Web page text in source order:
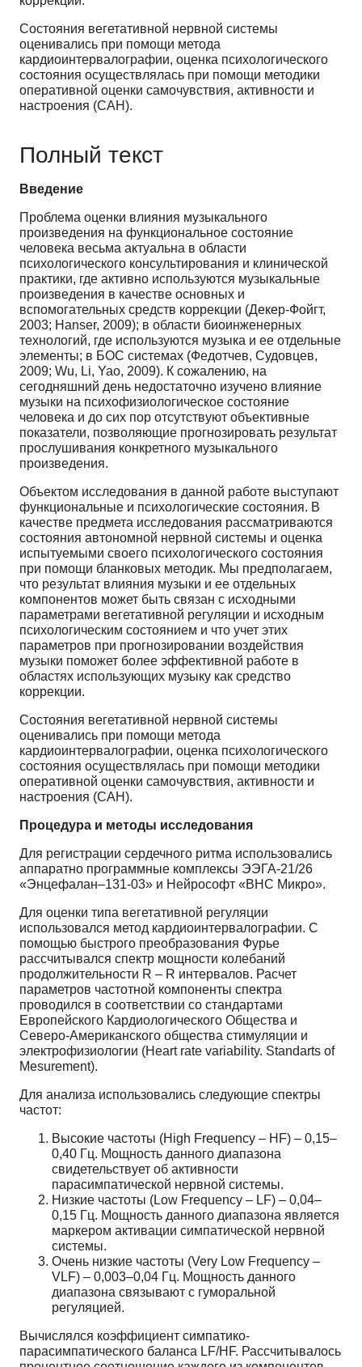
Состояния вегетативной нервной системы
оценивались при помощи метода
кардиоинтервалографии, оценка психологического
состояния осуществлялась при помощи методики
оперативной оценки самочувствия, активности и
настроения (САН).
Полный текст
Введение
Проблема оценки влияния музыкального
произведения на функциональное состояние
человека весьма актуальна в области
психологического консультирования и клинической
практики, где активно используются музыкальные
произведения в качестве основных и
вспомогательных средств коррекции (Декер-Фойгт,
2003; Hanser, 2009); в области биоинженерных
технологий, где используются музыка и ее отдельные
элементы; в БОС системах (Федотчев, Судовцев,
2009; Wu, Li, Yao, 2009). К сожалению, на
сегодняшний день недостаточно изучено влияние
музыки на психофизиологическое состояние
человека и до сих пор отсутствуют объективные
показатели, позволяющие прогнозировать результат
прослушивания конкретного музыкального
произведения.
Объектом исследования в данной работе выступают
функциональные и психологические состояния. В
качестве предмета исследования рассматриваются
состояния автономной нервной системы и оценка
испытуемыми своего психологического состояния
при помощи бланковых методик. Мы предполагаем,
что результат влияния музыки и ее отдельных
компонентов может быть связан с исходными
параметрами вегетативной регуляции и исходным
психологическим состоянием и что учет этих
параметров при прогнозировании воздействия
музыки поможет более эффективной работе в
областях использующих музыку как средство
коррекции.
Состояния вегетативной нервной системы
оценивались при помощи метода
кардиоинтервалографии, оценка психологического
состояния осуществлялась при помощи методики
оперативной оценки самочувствия, активности и
настроения (САН).
Процедура и методы исследования
Для регистрации сердечного ритма использовались
аппаратно программные комплексы ЭЭГА-21/26
«Энцефалан–131-03» и Нейрософт «ВНС Микро».
Для оценки типа вегетативной регуляции
использовался метод кардиоинтервалографии. С
помощью быстрого преобразования Фурье
рассчитывался спектр мощности колебаний
продолжительности R – R интервалов. Расчет
параметров частотной компоненты спектра
проводился в соответствии со стандартами
Европейского Кардиологического Общества и
Северо-Американского общества стимуляции и
электрофизиологии (Heart rate variability. Standarts of
Mesurement).
Для анализа использовались следующие спектры
частот:
Высокие частоты (High Frequency – HF) – 0,15–
0,40 Гц. Мощность данного диапазона
свидетельствует об активности
парасимпатической нервной системы.
Низкие частоты (Low Frequency – LF) – 0,04–
0,15 Гц. Мощность данного диапазона является
маркером активации симпатической нервной
системы.
Очень низкие частоты (Very Low Frequency –
VLF) – 0,003–0,04 Гц. Мощность данного
диапазона связывают с гуморальной
регуляцией.
Вычислялся коэффициент симпатико-
парасимпатического баланса LF/HF. Рассчитывалось